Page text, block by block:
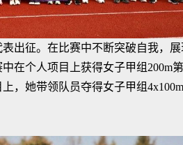
出征。在比赛中不断突破自我，
在个人项目上获得女子甲组200m
，她带领队员夺得女子甲组4x100m